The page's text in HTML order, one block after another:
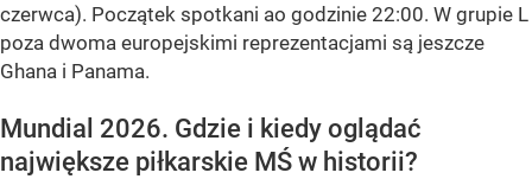
czerwca). Początek spotkani ao godzinie 22:00. W grupie L
poza dwoma europejskimi reprezentacjami są jeszcze
Ghana i Panama.
Mundial 2026. Gdzie i kiedy oglądać
największe piłkarskie MŚ w historii?